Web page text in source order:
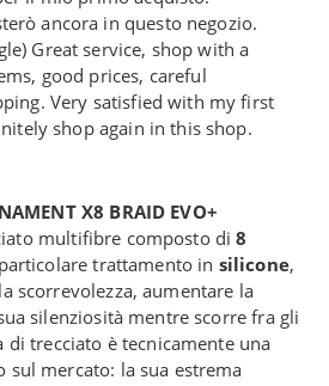
ancora in questo negozio.
Great service, shop with a
good prices, careful
Very satisfied with my first
shop again in this shop.
X8 BRAID EVO+
multifibre composto di8
trattamento in silicone,
scorrevolezza, aumentare la
silenziosità mentre scorre fra gli
trecciato è tecnicamente una
mercato: la sua estrema